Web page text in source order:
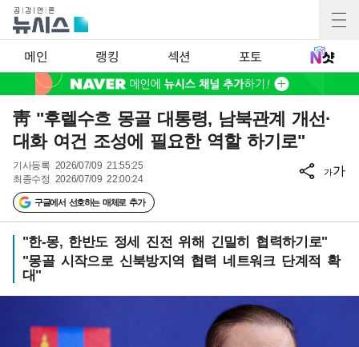
메인 랭킹 섹션 포토
靑 "후렐수흐 몽골 대통령, 남북관계 개선·
대화 여건 조성에 필요한 역할 하기로"
기사등록 2026/07/09 21:55:25
최종수정 2026/07/09 22:00:24
구글에서 선호하는 매체로 추가
가가
"한-몽, 한반도 정세 진전 위해 긴밀히 협력하기로"
"몽골 시작으로 신북방지역 협력 네트워크 단계적 확
대"